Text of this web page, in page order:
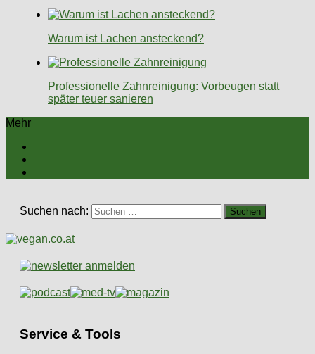
Warum ist Lachen ansteckend?
Professionelle Zahnreinigung: Vorbeugen statt
später teuer sanieren
Mehr
Suchen nach:
Service & Tools